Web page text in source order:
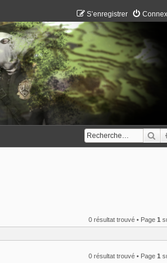
S’enregistrer
0 résultat trouvé • Page 1
0 résultat trouvé • Page 1